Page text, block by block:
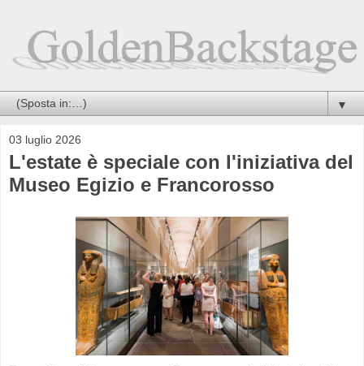
▼
03 luglio 2026
L'estate è speciale con l'iniziativa del
Museo Egizio e Francorosso